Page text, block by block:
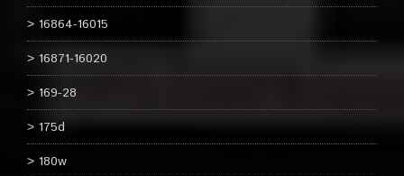
16864-16015
16871-16020
169-28
175d
180w